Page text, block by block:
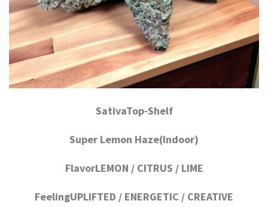
SativaTop-Shelf
Super Lemon Haze(Indoor)
FlavorLEMON / CITRUS / LIME
FeelingUPLIFTED / ENERGETIC / CREATIVE